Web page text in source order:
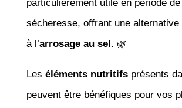
particulièrement utile en période de
sécheresse, offrant une alternative
à l’arrosage au sel . 🌿
Les éléments nutritifsprésents
peuvent être bénéfiques pour vos